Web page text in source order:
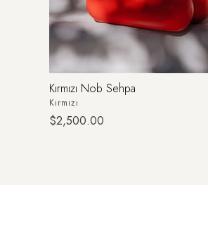
Kırmızı Nob Sehpa
Kırmızı
$2,500.00